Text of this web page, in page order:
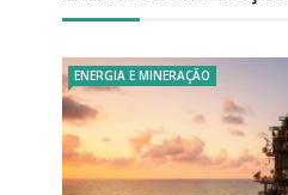
ENERGIA E MINERAÇÃO